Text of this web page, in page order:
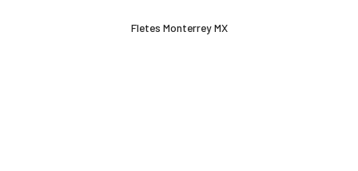
Fletes Monterrey MX